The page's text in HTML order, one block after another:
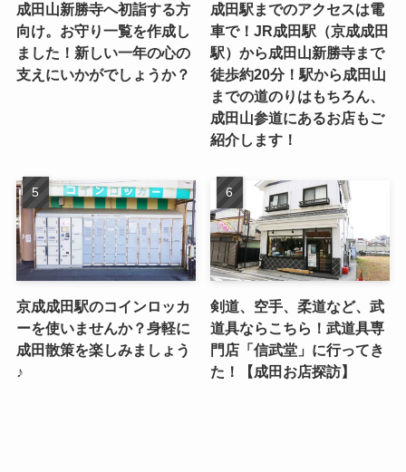
成田山新勝寺へ初詣する方
向け。お守り一覧を作成し
ました！新しい一年の心の
支えにいかがでしょうか？
成田駅までのアクセスは電
車で！JR成田駅（京成成田
駅）から成田山新勝寺まで
徒歩約20分！駅から成田山
までの道のりはもちろん、
成田山参道にあるお店もご
紹介します！
京成成田駅のコインロッカ
ーを使いませんか？身軽に
成田散策を楽しみましょう
♪
剣道、空手、柔道など、武
道具ならこちら！武道具専
門店「信武堂」に行ってき
た！【成田お店探訪】